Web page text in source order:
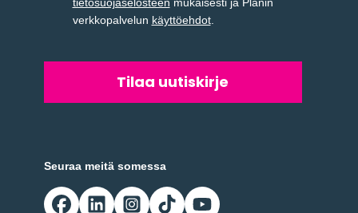
verkkopalvelun käyttöehdot.
Seuraa meitä somessa